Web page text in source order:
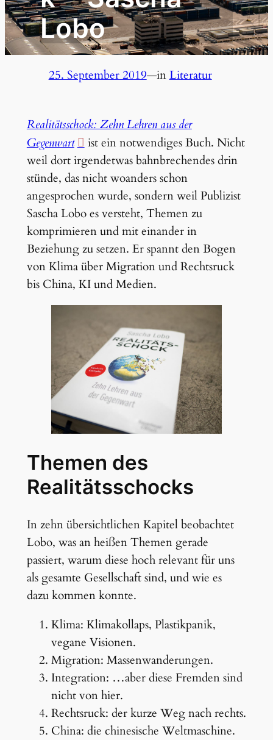
Lobo
25. September 2019—inLiteratur
Realitätsschock: Zehn Lehren aus der
Gegenwart
ist ein notwendiges Buch. Nicht
weil dort irgendetwas bahnbrechendes drin
stünde, das nicht woanders schon
angesprochen wurde, sondern weil Publizist
Sascha Lobo es versteht, Themen zu
komprimieren und mit einander in
Beziehung zu setzen. Er spannt den Bogen
von Klima über Migration und Rechtsruck
bis China, KI und Medien.
Themen des
Realitätsschocks
In zehn übersichtlichen Kapitel beobachtet
Lobo, was an heißen Themen gerade
passiert, warum diese hoch relevant für uns
als gesamte Gesellschaft sind, und wie es
dazu kommen konnte.
Klima: Klimakollaps, Plastikpanik,
vegane Visionen.
Migration: Massenwanderungen.
Integration: …aber diese Fremden sind
nicht von hier.
Rechtsruck: der kurze Weg nach rechts.
China: die chinesische Weltmaschine.